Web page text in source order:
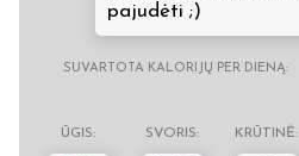
pajudėti ;)
SUVARTOTA KALORIJŲ PER DIENĄ:
ŪGIS: SVORIS: KRŪTINĖ: